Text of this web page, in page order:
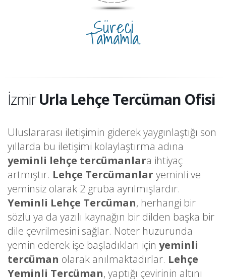
Süreci
Tamamla.
İzmirUrla Lehçe Tercüman Ofisi
Uluslararası iletişimin giderek yaygınlaştığı son
yıllarda bu iletişimi kolaylaştırma adına
yeminli lehçe tercümanlara ihtiyaç
artmıştır. Lehçe Tercümanlar yeminli ve
yeminsiz olarak 2 gruba ayrılmışlardır.
Yeminli Lehçe Tercüman, herhangi bir
sözlü ya da yazılı kaynağın bir dilden başka bir
dile çevrilmesini sağlar. Noter huzurunda
yemin ederek işe başladıkları için yeminli
tercüman olarak anılmaktadırlar. Lehçe
Yeminli Tercüman, yaptığı çevirinin altını